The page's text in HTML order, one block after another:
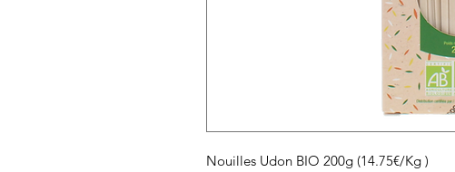
Nouilles Udon BIO 200g (14.75€/Kg )